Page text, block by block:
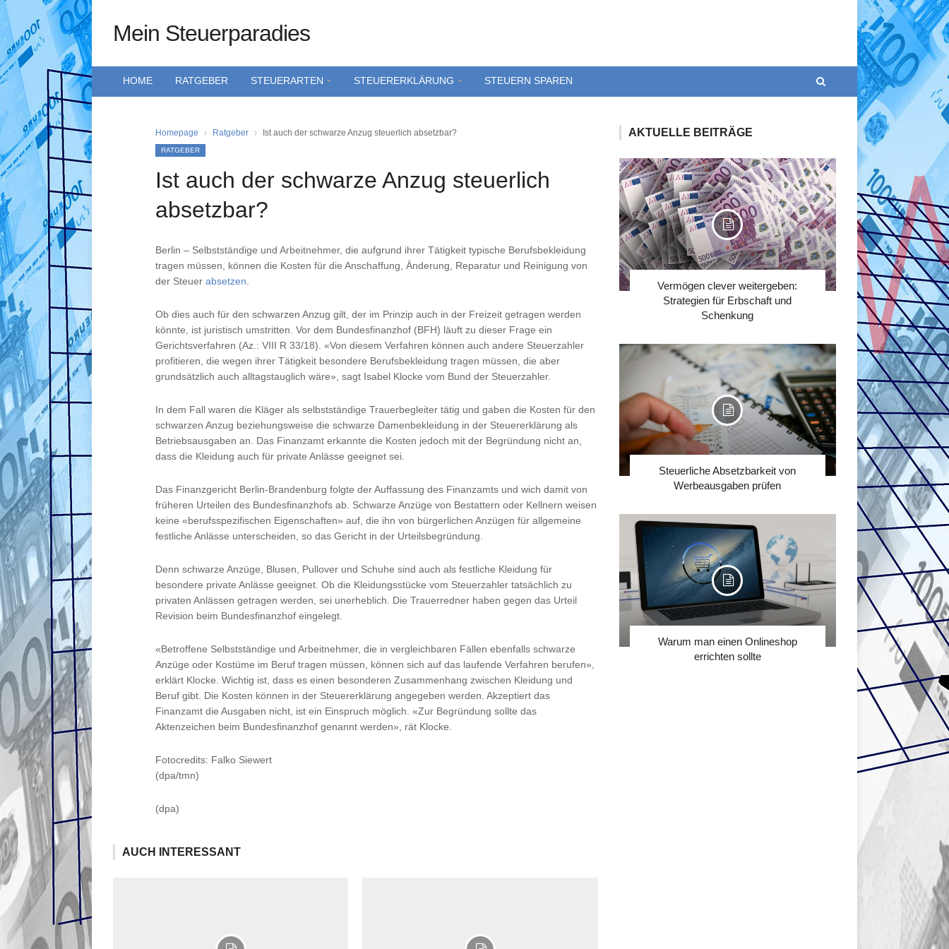
Mein Steuerparadies
HOME RATGEBER STEUERARTEN STEUERERKLÄRUNG STEUERN SPAREN
Homepage Ratgeber Ist auch der schwarze Anzug steuerlich absetzbar?
RATGEBER
Ist auch der schwarze Anzug steuerlich
absetzbar?
Berlin – Selbstständige und Arbeitnehmer, die aufgrund ihrer Tätigkeit typische Berufsbekleidung
tragen müssen, können die Kosten für die Anschaffung, Änderung, Reparatur und Reinigung von
der Steuer absetzen
Ob dies auch für den schwarzen Anzug gilt, der im Prinzip auch in der Freizeit getragen werden
könnte, ist juristisch umstritten. Vor dem Bundesfinanzhof (BFH) läuft zu dieser Frage ein
Gerichtsverfahren (Az.: VIII R 33/18). «Von diesem Verfahren können auch andere Steuerzahler
profitieren, die wegen ihrer Tätigkeit besondere Berufsbekleidung tragen müssen, die aber
grundsätzlich auch alltagstauglich wäre», sagt Isabel Klocke vom Bund der Steuerzahler.
In dem Fall waren die Kläger als selbstständige Trauerbegleiter tätig und gaben die Kosten für den
schwarzen Anzug beziehungsweise die schwarze Damenbekleidung in der Steuererklärung als
Betriebsausgaben an. Das Finanzamt erkannte die Kosten jedoch mit der Begründung nicht an,
dass die Kleidung auch für private Anlässe geeignet sei.
Das Finanzgericht Berlin-Brandenburg folgte der Auffassung des Finanzamts und wich damit von
früheren Urteilen des Bundesfinanzhofs ab. Schwarze Anzüge von Bestattern oder Kellnern weisen
keine «berufsspezifischen Eigenschaften» auf, die ihn von bürgerlichen Anzügen für allgemeine
festliche Anlässe unterscheiden, so das Gericht in der Urteilsbegründung.
Denn schwarze Anzüge, Blusen, Pullover und Schuhe sind auch als festliche Kleidung für
besondere private Anlässe geeignet. Ob die Kleidungsstücke vom Steuerzahler tatsächlich zu
privaten Anlässen getragen werden, sei unerheblich. Die Trauerredner haben gegen das Urteil
Revision beim Bundesfinanzhof eingelegt.
«Betroffene Selbstständige und Arbeitnehmer, die in vergleichbaren Fällen ebenfalls schwarze
Anzüge oder Kostüme im Beruf tragen müssen, können sich auf das laufende Verfahren berufen»,
erklärt Klocke. Wichtig ist, dass es einen besonderen Zusammenhang zwischen Kleidung und
Beruf gibt. Die Kosten können in der Steuererklärung angegeben werden. Akzeptiert das
Finanzamt die Ausgaben nicht, ist ein Einspruch möglich. «Zur Begründung sollte das
Aktenzeichen beim Bundesfinanzhof genannt werden», rät Klocke.
Fotocredits: Falko Siewert
(dpa/tmn)
(dpa)
AUCH INTERESSANT
AKTUELLE BEITRÄGE
Vermögen clever weitergeben:
Strategien für Erbschaft und
Schenkung
Steuerliche Absetzbarkeit von
Werbeausgaben prüfen
Warum man einen Onlineshop
errichten sollte